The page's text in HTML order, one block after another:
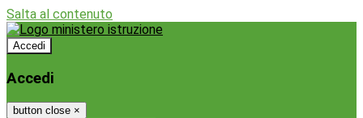
Salta al contenuto
Accedi
Accedi
button close ×